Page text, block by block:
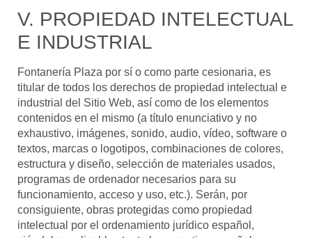
V. PROPIEDAD INTELECTUAL
E INDUSTRIAL
Fontanería Plaza por sí o como parte cesionaria, es
titular de todos los derechos de propiedad intelectual e
industrial del Sitio Web, así como de los elementos
contenidos en el mismo (a título enunciativo y no
exhaustivo, imágenes, sonido, audio, vídeo, software o
textos, marcas o logotipos, combinaciones de colores,
estructura y diseño, selección de materiales usados,
programas de ordenador necesarios para su
funcionamiento, acceso y uso, etc.). Serán, por
consiguiente, obras protegidas como propiedad
intelectual por el ordenamiento jurídico español,